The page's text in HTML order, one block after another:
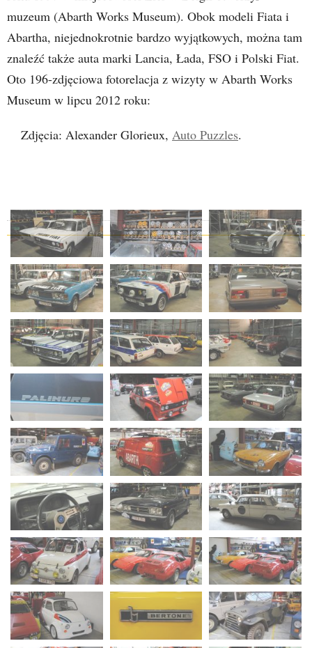
muzeum (Abarth Works Museum). Obok modeli Fiata i
Abartha, niejednokrotnie bardzo wyjątkowych, można tam
znaleźć także auta marki Lancia, Łada, FSO i Polski Fiat.
Oto 196-zdjęciowa fotorelacja z wizyty w Abarth Works
Museum w lipcu 2012 roku:
Zdjęcia: Alexander Glorieux, Auto Puzzles.